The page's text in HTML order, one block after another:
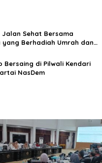
Sehat Bersama
Berhadiah Umrah dan
Bersaing di Pilwali Kendari
NasDem